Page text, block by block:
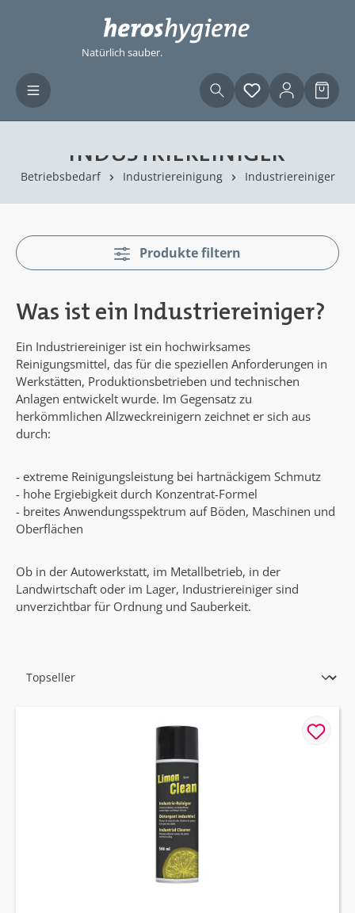
Zum Hauptinhalt springen
Natürlich sauber.
Du hast 0
INDUSTRIEREINIGER
Betriebsbedarf Industriereinigung Industriereiniger
Produkte filtern
Was ist ein Industriereiniger?
Ein Industriereiniger ist ein hochwirksames
Reinigungsmittel, das für die speziellen Anforderungen in
Werkstätten, Produktionsbetrieben und technischen
Anlagen entwickelt wurde. Im Gegensatz zu
herkömmlichen Allzweckreinigern zeichnet er sich aus
durch:
- extreme Reinigungsleistung bei hartnäckigem Schmutz
- hohe Ergiebigkeit durch Konzentrat-Formel
- breites Anwendungsspektrum auf Böden, Maschinen und
Oberflächen
Ob in der Autowerkstatt, im Metallbetrieb, in der
Landwirtschaft oder im Lager, Industriereiniger sind
unverzichtbar für Ordnung und Sauberkeit.